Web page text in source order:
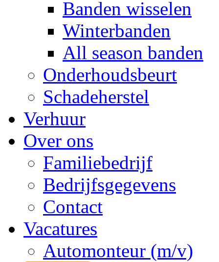
Banden wisselen
Winterbanden
All season banden
Onderhoudsbeurt
Schadeherstel
Verhuur
Over ons
Familiebedrijf
Bedrijfsgegevens
Contact
Vacatures
Automonteur (m/v)